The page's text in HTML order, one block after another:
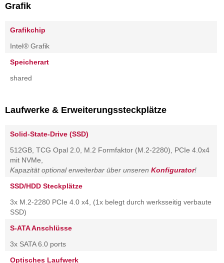
Grafik
Grafikchip
Intel® Grafik
Speicherart
shared
Laufwerke & Erweiterungssteckplätze
Solid-State-Drive (SSD)
512GB, TCG Opal 2.0, M.2 Formfaktor (M.2-2280), PCIe 4.0x4
mit NVMe,
Kapazität optional erweiterbar über unseren Konfigurator!
SSD/HDD Steckplätze
3x M.2-2280 PCIe 4.0 x4, (1x belegt durch werksseitig verbaute
SSD)
S-ATA Anschlüsse
3x SATA 6.0 ports
Optisches Laufwerk